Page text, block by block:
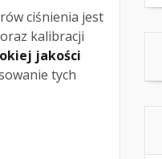
ciśnienia jest
kalibracji
jakości
tych